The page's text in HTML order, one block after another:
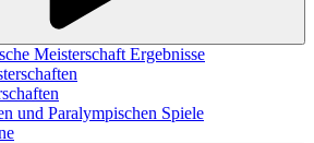
Meisterschaft Ergebnisse
und Paralympischen Spiele